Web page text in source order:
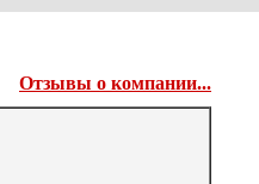
Отзывы о компании...